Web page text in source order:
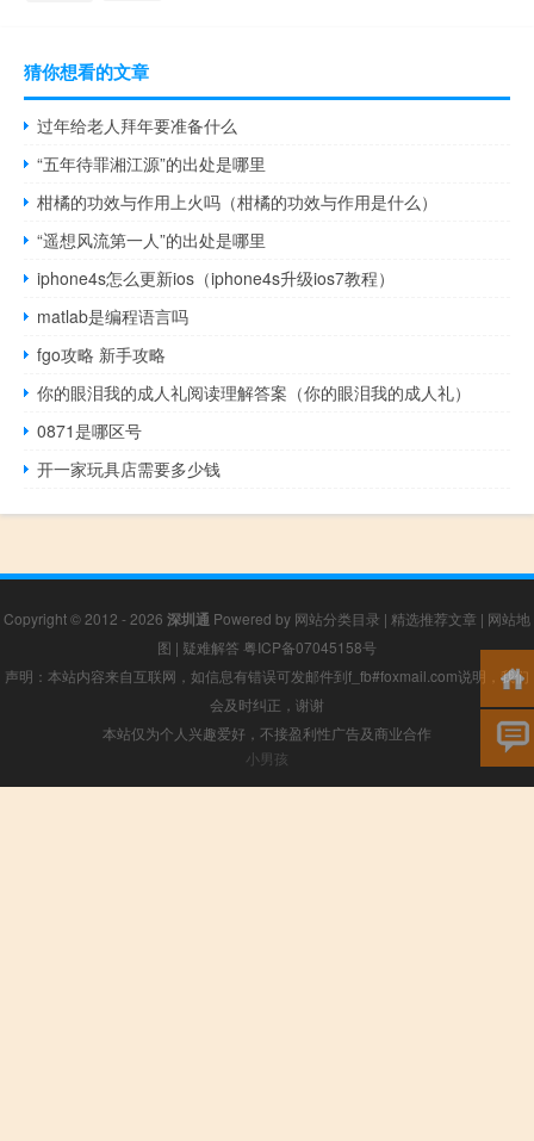
猜你想看的文章
过年给老人拜年要准备什么
“五年待罪湘江源”的出处是哪里
柑橘的功效与作用上火吗（柑橘的功效与作用是什么）
“遥想风流第一人”的出处是哪里
iphone4s怎么更新ios（iphone4s升级ios7教程）
matlab是编程语言吗
fgo攻略 新手攻略
你的眼泪我的成人礼阅读理解答案（你的眼泪我的成人礼）
0871是哪区号
开一家玩具店需要多少钱
Copyright © 2012 - 2026 深圳通 Powered by 网站分类目录 | 精选推荐文章 | 网站地
图 | 疑难解答 粤ICP备07045158号
声明：本站内容来自互联网，如信息有错误可发邮件到f_fb#foxmail.com说明，我们
会及时纠正，谢谢
本站仅为个人兴趣爱好，不接盈利性广告及商业合作
小男孩